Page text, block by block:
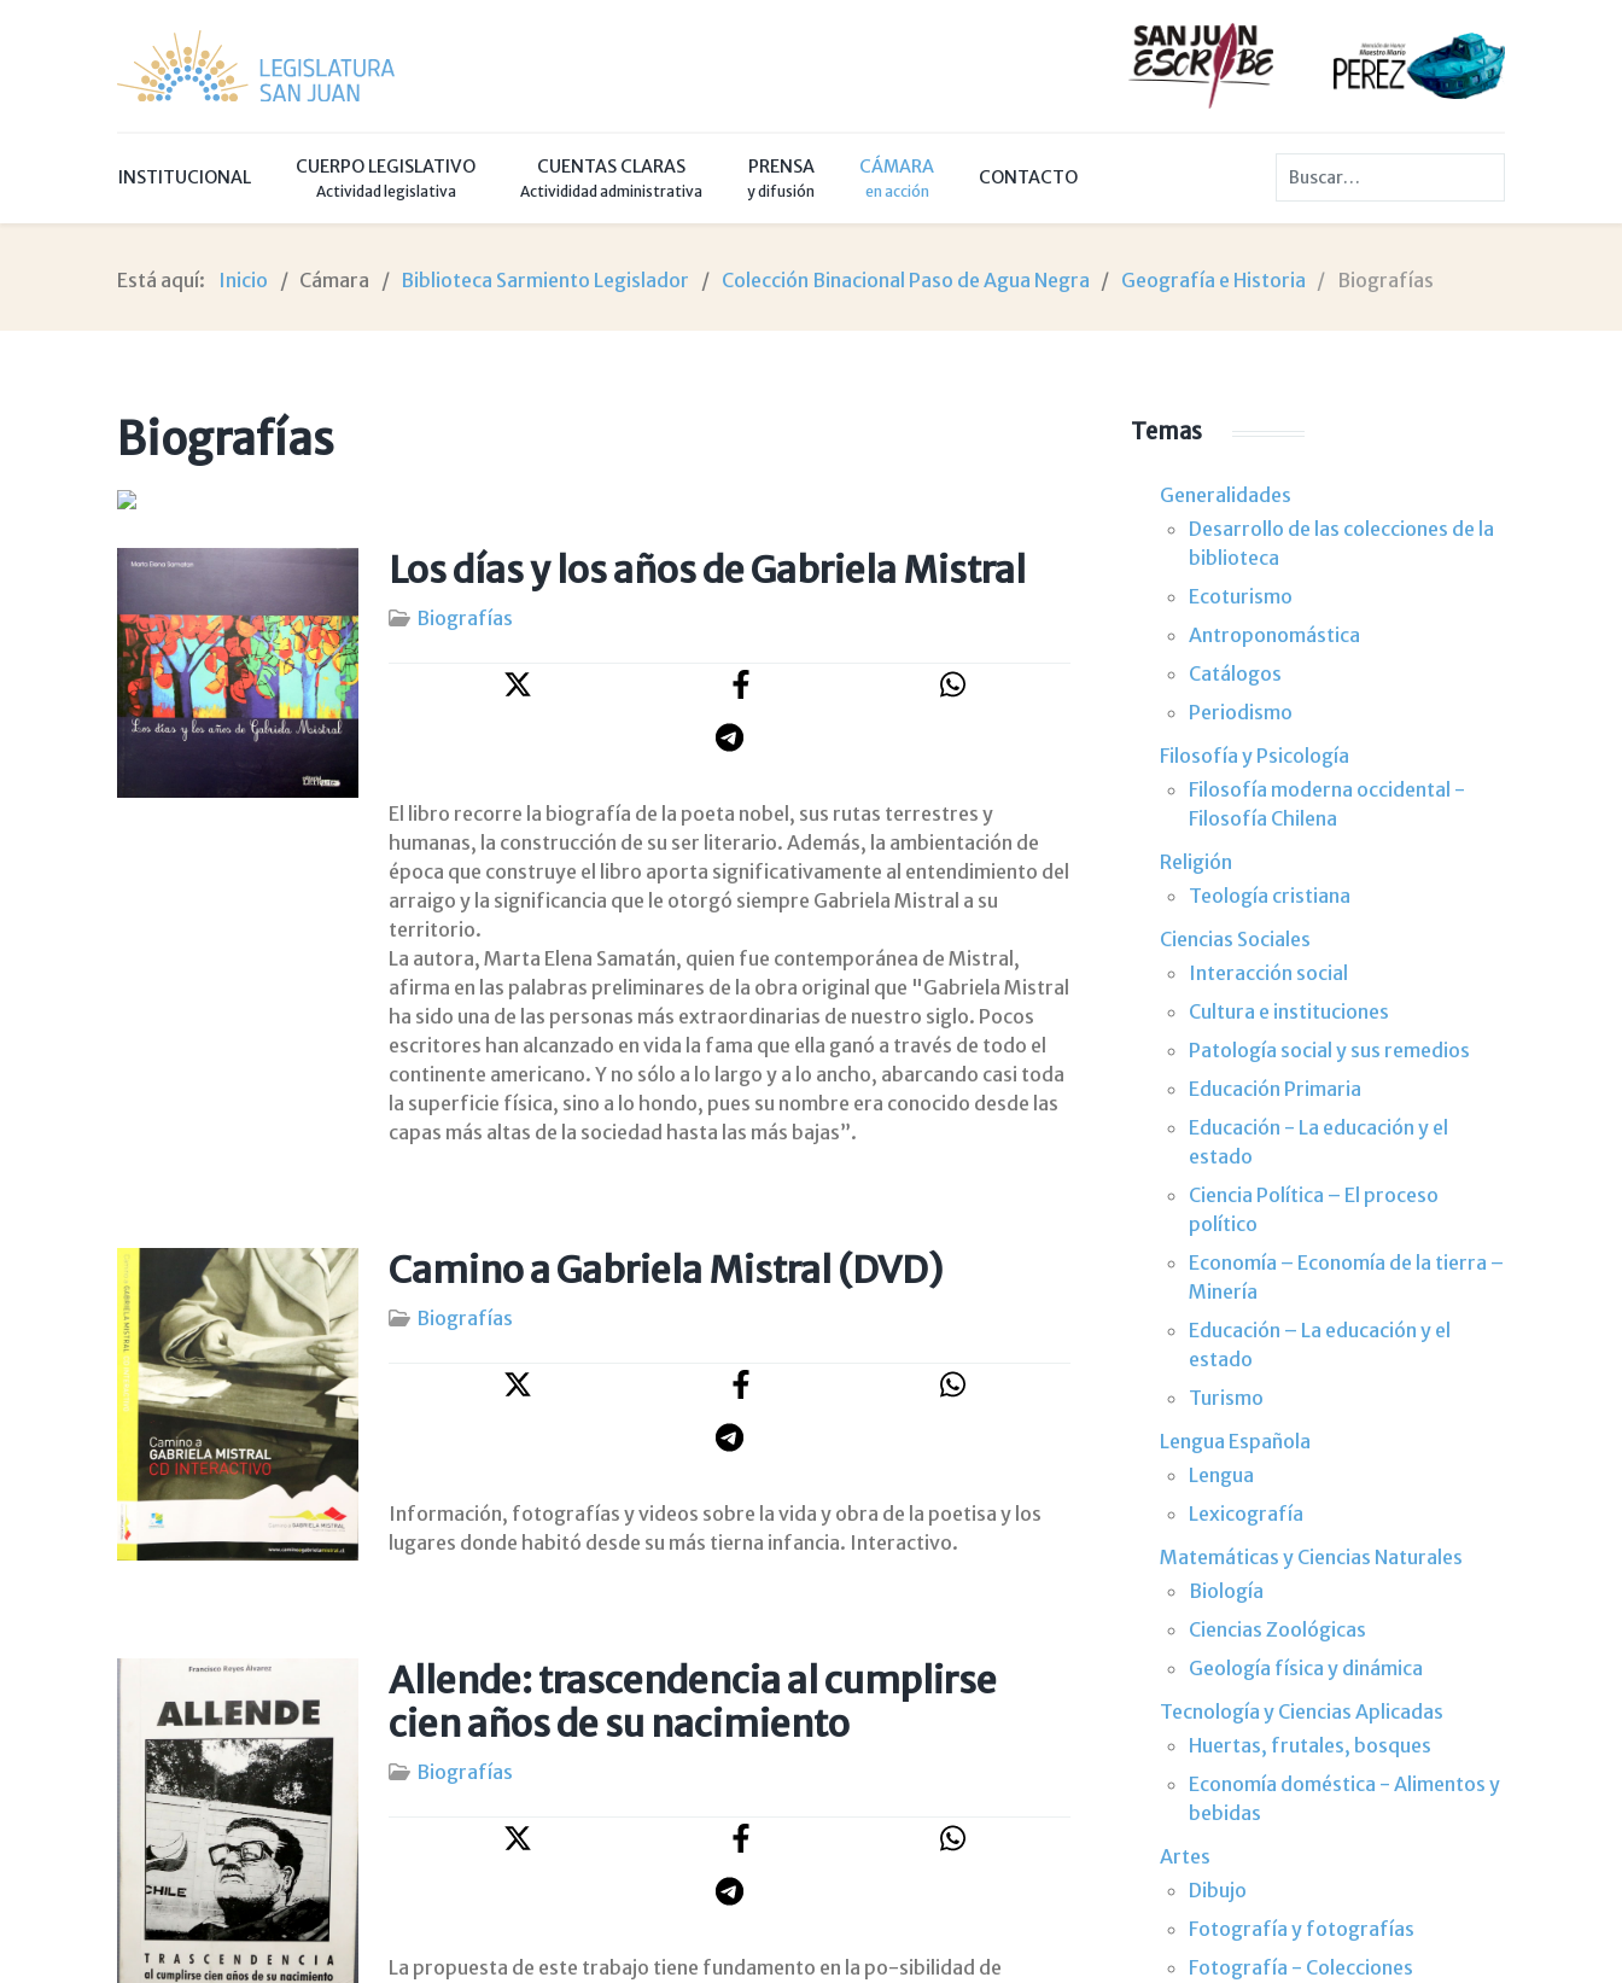
INSTITUCIONAL CUERPO LEGISLATIVO
Actividad legislativa
CUENTAS CLARAS
Activididad administrativa
PRENSA
y difusión
CÁMARA
en acción
CONTACTO Buscar
Está aquí: Inicio Cámara Biblioteca Sarmiento Legislador Colección Binacional Paso de Agua Negra Geografía e Historia Biografías
Biografías
Los días y los años de Gabriela Mistral
Biografías
El libro recorre la biografía de la poeta nobel, sus rutas terrestres y
humanas, la construcción de su ser literario. Además, la ambientación de
época que construye el libro aporta significativamente al entendimiento del
arraigo y la significancia que le otorgó siempre Gabriela Mistral a su
territorio.
La autora, Marta Elena Samatán, quien fue contemporánea de Mistral,
afirma en las palabras preliminares de la obra original que "Gabriela Mistral
ha sido una de las personas más extraordinarias de nuestro siglo. Pocos
escritores han alcanzado en vida la fama que ella ganó a través de todo el
continente americano. Y no sólo a lo largo y a lo ancho, abarcando casi toda
la superficie física, sino a lo hondo, pues su nombre era conocido desde las
capas más altas de la sociedad hasta las más bajas”.
Camino a Gabriela Mistral (DVD)
Biografías
Información, fotografías y videos sobre la vida y obra de la poetisa y los
lugares donde habitó desde su más tierna infancia. Interactivo.
Allende: trascendencia al cumplirse
cien años de su nacimiento
Biografías
La propuesta de este trabajo tiene fundamento en la po-sibilidad de
Temas
Generalidades
Desarrollo de las colecciones de la
biblioteca
Ecoturismo
Antroponomástica
Catálogos
Periodismo
Filosofía y Psicología
Filosofía moderna occidental -
Filosofía Chilena
Religión
Teología cristiana
Ciencias Sociales
Interacción social
Cultura e instituciones
Patología social y sus remedios
Educación Primaria
Educación - La educación y el
estado
Ciencia Política – El proceso
político
Economía – Economía de la tierra –
Minería
Educación – La educación y el
estado
Turismo
Lengua Española
Lengua
Lexicografía
Matemáticas y Ciencias Naturales
Biología
Ciencias Zoológicas
Geología física y dinámica
Tecnología y Ciencias Aplicadas
Huertas, frutales, bosques
Economía doméstica - Alimentos y
bebidas
Artes
Dibujo
Fotografía y fotografías
Fotografía - Colecciones